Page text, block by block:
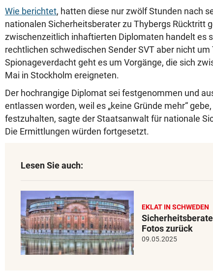
Wie berichtet, hatten diese nur zwölf Stunden nach
nationalen Sicherheitsberater zu Thybergs Rücktritt
zwischenzeitlich inhaftierten Diplomaten handelt es
rechtlichen schwedischen Sender SVT aber nicht um
Spionageverdacht geht es um Vorgänge, die sich
Mai in Stockholm ereigneten.
Der hochrangige Diplomat sei festgenommen und
entlassen worden, weil es „keine Gründe mehr“
festzuhalten, sagte der Staatsanwalt für nationale
Die Ermittlungen würden fortgesetzt.
Lesen Sie auch:
EKLAT IN SCHWEDEN
Fotos zurück
09.05.2025